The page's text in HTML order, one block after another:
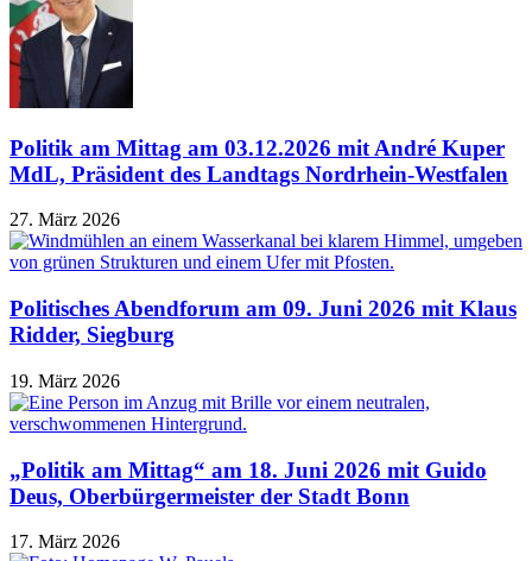
Politik am Mittag am 03.12.2026 mit André Kuper
MdL, Präsident des Landtags Nordrhein-Westfalen
27. März 2026
Politisches Abendforum am 09. Juni 2026 mit Klaus
Ridder, Siegburg
19. März 2026
„Politik am Mittag“ am 18. Juni 2026 mit Guido
Deus, Oberbürgermeister der Stadt Bonn
17. März 2026